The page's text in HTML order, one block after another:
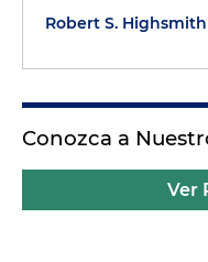
Robert S. Highsmith
Conozca a
Ver